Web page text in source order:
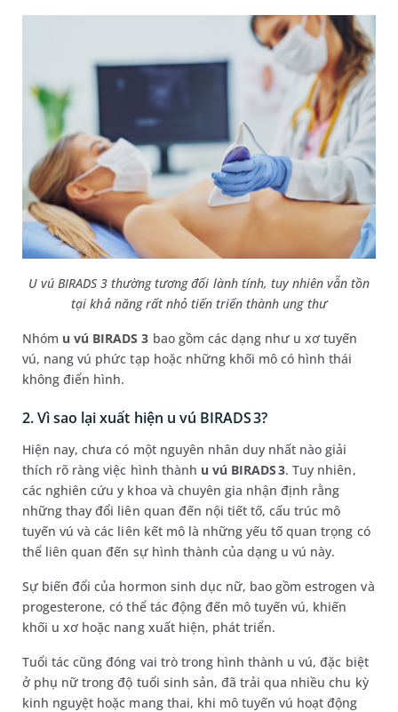
U vú BIRADS 3 thường tương đối lành tính, tuy nhiên vẫn tồn
tại khả năng rất nhỏ tiến triển thành ung thư
Nhóm u vú BIRADS 3 bao gồm các dạng như u xơ tuyến
vú, nang vú phức tạp hoặc những khối mô có hình thái
không điển hình.
2. Vì sao lại xuất hiện u vú BIRADS 3?
Hiện nay, chưa có một nguyên nhân duy nhất nào giải
thích rõ ràng việc hình thành u vú BIRADS 3. Tuy nhiên,
các nghiên cứu y khoa và chuyên gia nhận định rằng
những thay đổi liên quan đến nội tiết tố, cấu trúc mô
tuyến vú và các liên kết mô là những yếu tố quan trọng có
thể liên quan đến sự hình thành của dạng u vú này.
Sự biến đổi của hormon sinh dục nữ, bao gồm estrogen và
progesterone, có thể tác động đến mô tuyến vú, khiến
khối u xơ hoặc nang xuất hiện, phát triển.
Tuổi tác cũng đóng vai trò trong hình thành u vú, đặc biệt
ở phụ nữ trong độ tuổi sinh sản, đã trải qua nhiều chu kỳ
kinh nguyệt hoặc mang thai, khi mô tuyến vú hoạt động